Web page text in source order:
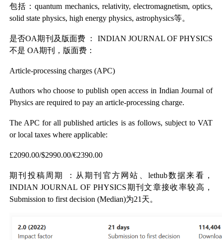
包括：quantum mechanics, relativity, electromagnetism, optics,
solid state physics, high energy physics, astrophysics等。
是否OA期刊及版面费 ：
INDIAN JOURNAL OF PHYSICS
不是 OA期刊，版面费：
Article-processing charges (APC)
Authors who choose to publish open access in Indian Journal of
Physics are required to pay an article-processing charge.
The APC for all published articles is as follows, subject to VAT
or local taxes where applicable:
£2090.00/$2990.00/€2390.00
期刊投稿周期
：从期刊官方网站、lethub数据来看，
INDIAN JOURNAL OF PHYSICS期刊文章接收率较高，
Submission to first decision (Median)为21天。